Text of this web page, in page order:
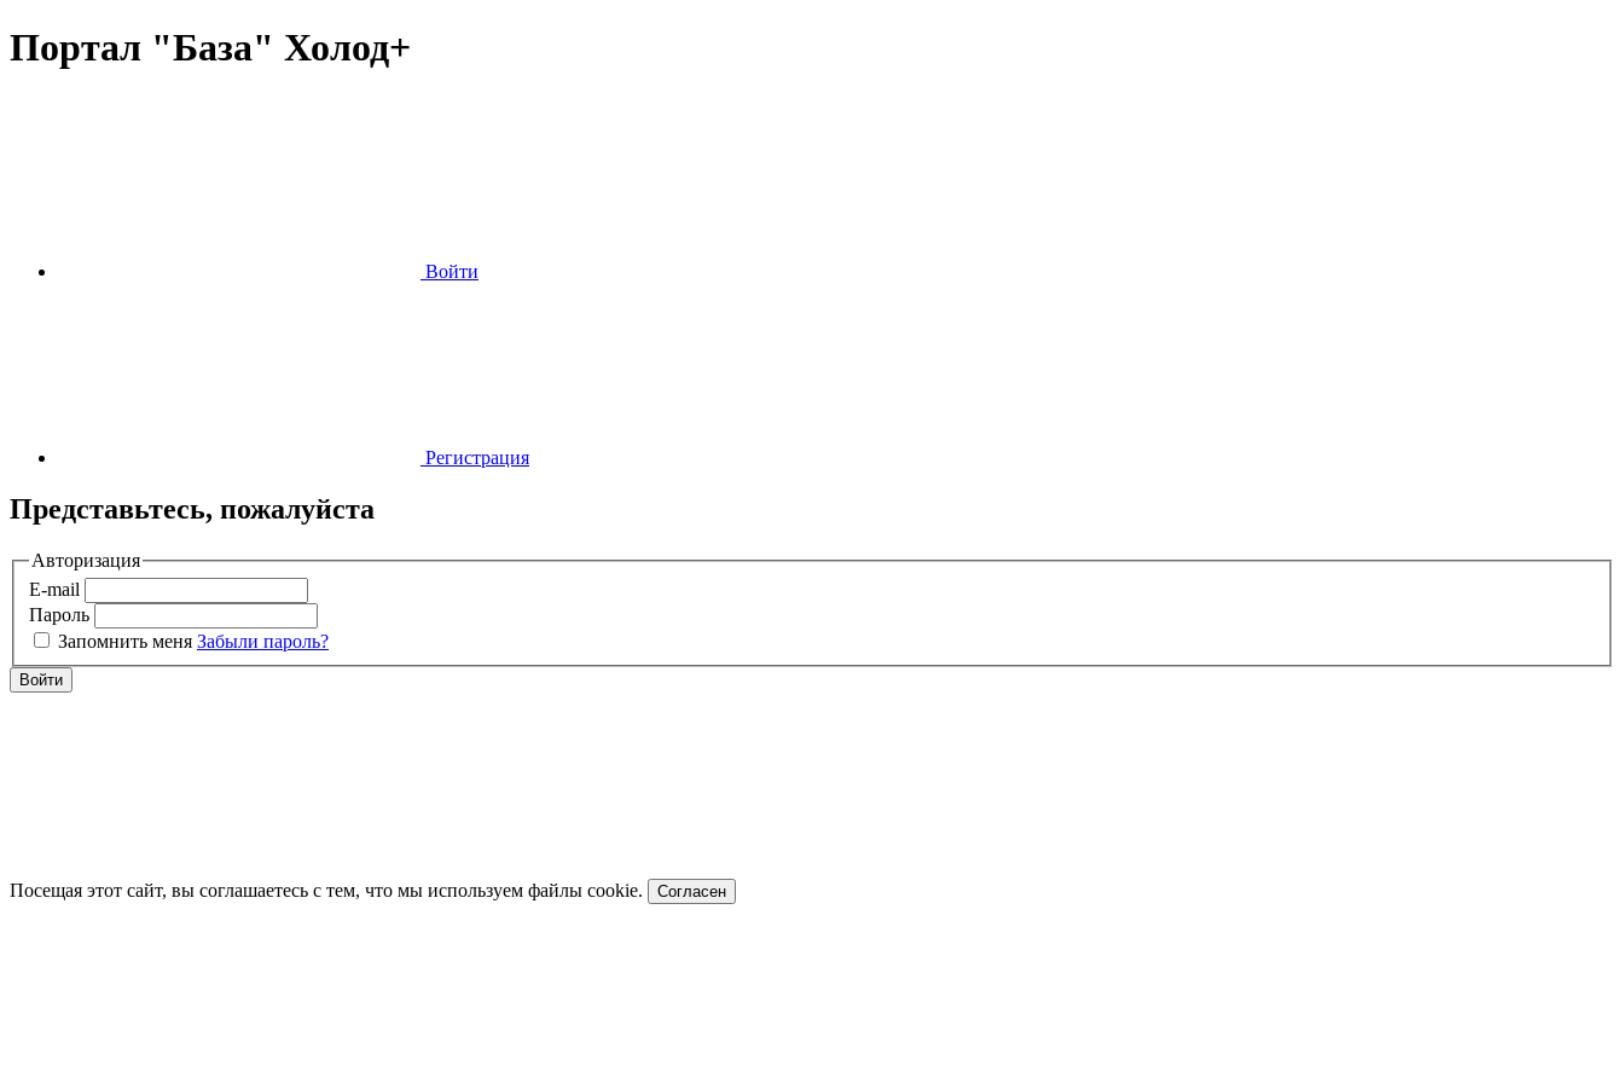
Портал "База" Холод+
Войти
Регистрация
Представьтесь, пожалуйста
Авторизация
E-mail
Пароль
Запомнить меня Забыли пароль?
Войти
Посещая этот сайт, вы соглашаетесь с тем, что мы используем файлы cookie. Согласен